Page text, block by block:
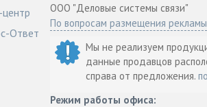
Ответ
ООО "Деловые системы связи"
По вопросам размещения рекламы
Мы не реализуем
данные продавцов
справа от предложения.
Режим работы офиса: